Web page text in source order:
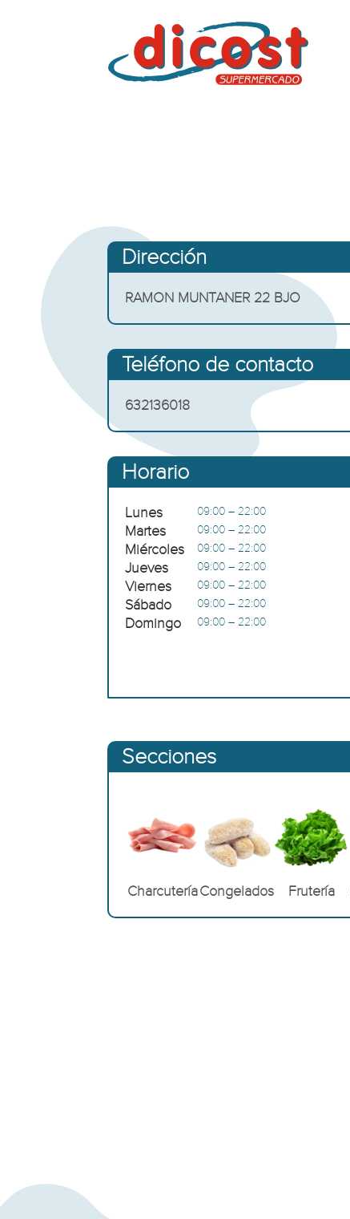
Dirección
RAMON MUNTANER 22 BJO
Teléfono de contacto
632136018
Horario
Lunes 09:00 – 22:00
Martes 09:00 – 22:00
Miércoles 09:00 – 22:00
Jueves 09:00 – 22:00
Viernes 09:00 – 22:00
Sábado 09:00 – 22:00
Domingo 09:00 – 22:00
Secciones
CharcuteríaCongelados Frutería